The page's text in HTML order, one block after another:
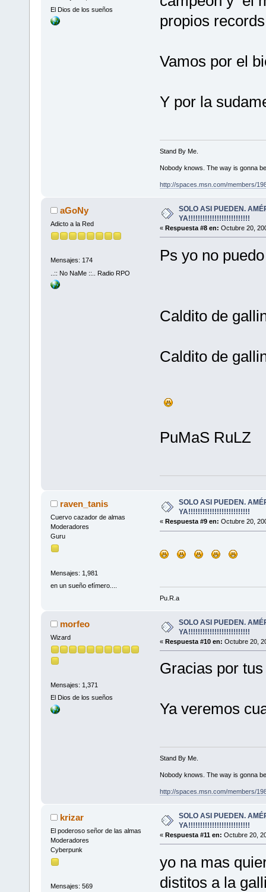
El Dios de los sueños
propios
Vamos por el
Y por la
Stand By Me.
Nobody knows. The way is gonna
http://spaces.msn.com/members/
aGoNy
Adicto a la Red
Mensajes: 174
..:: No NaMe ::.. Radio RPO
SOLO ASI PUEDEN.
YA!!!!!!!!!!!!!!!!!!!!!!!!!!
« Respuesta #8 en: Octubre 20,
Ps yo no
Caldito de
Caldito de
PuMaS RuLZ
raven_tanis
Cuervo cazador de almas
Moderadores
Guru
Mensajes: 1,981
en un sueño efímero....
SOLO ASI PUEDEN.
YA!!!!!!!!!!!!!!!!!!!!!!!!!!
« Respuesta #9 en: Octubre 20,
Pu.R.a
morfeo
Wizard
Mensajes: 1,371
El Dios de los sueños
SOLO ASI PUEDEN.
YA!!!!!!!!!!!!!!!!!!!!!!!!!!
« Respuesta #10 en: Octubre 20,
Gracias por
Ya veremos
Stand By Me.
Nobody knows. The way is gonna
http://spaces.msn.com/members/
krizar
El poderoso señor de las almas
Moderadores
Cyberpunk
Mensajes: 569
SOLO ASI PUEDEN.
YA!!!!!!!!!!!!!!!!!!!!!!!!!!
« Respuesta #11 en: Octubre 20,
yo na mas
distitos a la